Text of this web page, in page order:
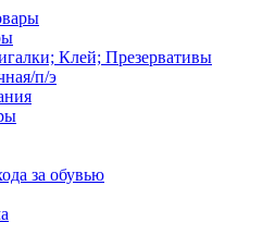
Клей; Презервативы
п/э
за обувью